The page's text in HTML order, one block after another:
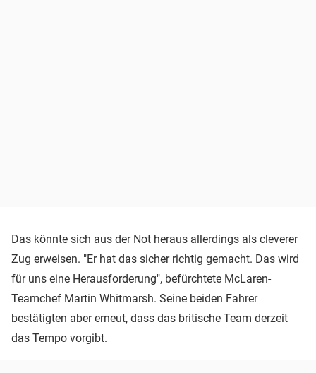
Das könnte sich aus der Not heraus allerdings als cleverer
Zug erweisen. "Er hat das sicher richtig gemacht. Das wird
für uns eine Herausforderung", befürchtete McLaren-
Teamchef Martin Whitmarsh. Seine beiden Fahrer
bestätigten aber erneut, dass das britische Team derzeit
das Tempo vorgibt.